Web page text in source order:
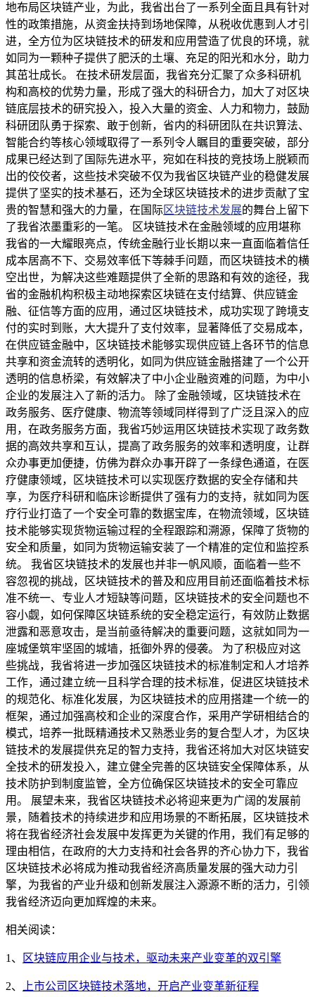
地布局区块链产业，为此，我省出台了一系列全面且具有针对
性的政策措施，从资金扶持到场地保障，从税收优惠到人才引
进，全方位为区块链技术的研发和应用营造了优良的环境，就
如同为一颗种子提供了肥沃的土壤、充足的阳光和水分，助力
其茁壮成长。 在技术研发层面，我省充分汇聚了众多科研机
构和高校的优势力量，形成了强大的科研合力，加大了对区块
链底层技术的研究投入，投入大量的资金、人力和物力，鼓励
科研团队勇于探索、敢于创新，省内的科研团队在共识算法、
智能合约等核心领域取得了一系列令人瞩目的重要突破，部分
成果已经达到了国际先进水平，宛如在科技的竞技场上脱颖而
出的佼佼者，这些技术突破不仅为我省区块链产业的稳健发展
提供了坚实的技术基石，还为全球区块链技术的进步贡献了宝
贵的智慧和强大的力量，在国际区块链技术发展的舞台上留下
了我省浓墨重彩的一笔。 区块链技术在金融领域的应用堪称
我省的一大耀眼亮点，传统金融行业长期以来一直面临着信任
成本居高不下、交易效率低下等棘手问题，而区块链技术的横
空出世，为解决这些难题提供了全新的思路和有效的途径，我
省的金融机构积极主动地探索区块链在支付结算、供应链金
融、征信等方面的应用，通过区块链技术，成功实现了跨境支
付的实时到账，大大提升了支付效率，显著降低了交易成本，
在供应链金融中，区块链技术能够实现供应链上各环节的信息
共享和资金流转的透明化，如同为供应链金融搭建了一个公开
透明的信息桥梁，有效解决了中小企业融资难的问题，为中小
企业的发展注入了新的活力。 除了金融领域，区块链技术在
政务服务、医疗健康、物流等领域同样得到了广泛且深入的应
用，在政务服务方面，我省巧妙运用区块链技术实现了政务数
据的高效共享和互认，提高了政务服务的效率和透明度，让群
众办事更加便捷，仿佛为群众办事开辟了一条绿色通道，在医
疗健康领域，区块链技术可以实现医疗数据的安全存储和共
享，为医疗科研和临床诊断提供了强有力的支持，就如同为医
疗行业打造了一个安全可靠的数据宝库，在物流领域，区块链
技术能够实现货物运输过程的全程跟踪和溯源，保障了货物的
安全和质量，如同为货物运输安装了一个精准的定位和监控系
统。 我省区块链技术的发展也并非一帆风顺，面临着一些不
容忽视的挑战，区块链技术的普及和应用目前还面临着技术标
准不统一、专业人才短缺等问题，区块链技术的安全问题也不
容小觑，如何保障区块链系统的安全稳定运行，有效防止数据
泄露和恶意攻击，是当前亟待解决的重要问题，这就如同为一
座城堡筑牢坚固的城墙，抵御外界的侵袭。 为了积极应对这
些挑战，我省将进一步加强区块链技术的标准制定和人才培养
工作，通过建立统一且科学合理的技术标准，促进区块链技术
的规范化、标准化发展，为区块链技术的应用搭建一个统一的
框架，通过加强高校和企业的深度合作，采用产学研相结合的
模式，培养一批既精通技术又熟悉业务的复合型人才，为区块
链技术的发展提供充足的智力支持，我省还将加大对区块链安
全技术的研发投入，建立健全完善的区块链安全保障体系，从
技术防护到制度监管，全方位确保区块链技术的安全可靠应
用。 展望未来，我省区块链技术必将迎来更为广阔的发展前
景，随着技术的持续进步和应用场景的不断拓展，区块链技术
将在我省经济社会发展中发挥更为关键的作用，我们有足够的
理由相信，在政府的大力支持和社会各界的齐心协力下，我省
区块链技术必将成为推动我省经济高质量发展的强大动力引
擎，为我省的产业升级和创新发展注入源源不断的活力，引领
我省经济迈向更加辉煌的未来。
相关阅读：
1、 区块链应用企业与技术，驱动未来产业变革的双引擎
2、 上市公司区块链技术落地，开启产业变革新征程